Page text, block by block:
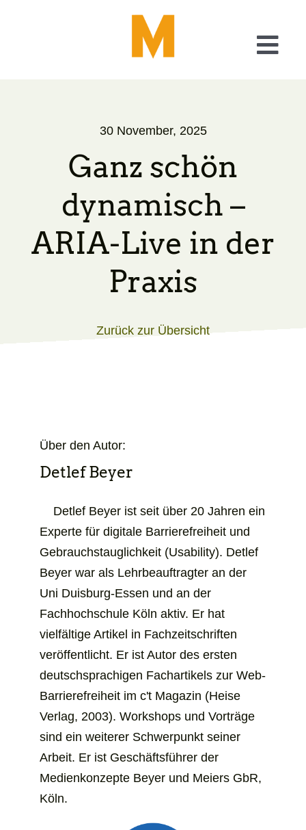
Checkliste Barrierefreiheit
A11y – Generator
30 November, 2025
Ganz schön
dynamisch –
ARIA-Live in der
Praxis
Zurück zur Übersicht
Über den Autor:
Detlef Beyer
Detlef Beyer ist seit über 20 Jahren ein
Experte für digitale Barrierefreiheit und
Gebrauchs­­tauglich­­keit (Usability). Detlef
Beyer war als Lehr­­beauftragter an der
Uni Duisburg-Essen und an der
Fachhochschule Köln aktiv. Er hat
vielfältige Artikel in Fach­­zeitschriften
veröffentlicht. Er ist Autor des ersten
deutschsprachigen Fachartikels zur Web-
Barrierefreiheit im c't Magazin (Heise
Verlag, 2003). Workshops und Vorträge
sind ein weiterer Schwer­­punkt seiner
Arbeit. Er ist Geschäfts­­führer der
Medienkonzepte Beyer und Meiers GbR,
Köln.